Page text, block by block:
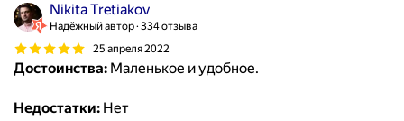
Nikita Tretiakov
Надёжный автор 334 отзыва
25 апреля 2022
Достоинства: Маленькое и удобное.
Недостатки: Нет